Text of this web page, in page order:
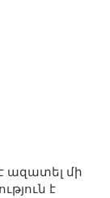
ազատել մի
է